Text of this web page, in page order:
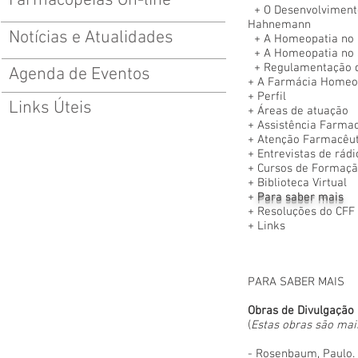
Notícias e Atualidades
Agenda de Eventos
Links Úteis
+ O
Hahnemann
+ A Homeopatia no
+ A Homeopatia no
+ Regulamentação
+ A Farmácia
+ Perfil
+ Áreas de atuação
+ Assistência
+ Atenção
+ Entrevistas de
+ Cursos de
+ Biblioteca Virtual
+ Para saber mais
+ Resoluções do CFF
+ Links
PARA SABER MAIS
Obras de Divulgação
(Estas obras são
- Rosenbaum,